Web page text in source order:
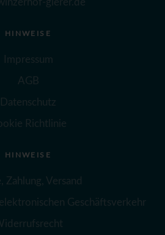
gierer.de
HINWEISE
Impressum
AGB
Datenschutz
Richtlinie
HINWEISE
Zahlung, Versand
Geschäftsverkehr